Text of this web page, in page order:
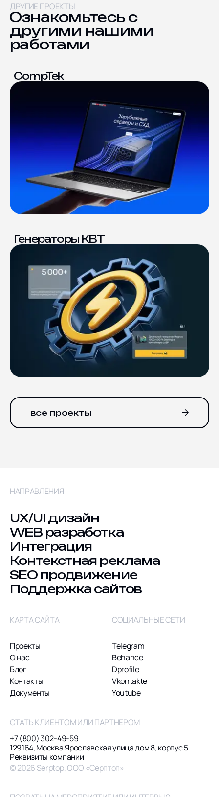
ДРУГИЕ ПРОЕКТЫ
Ознакомьтесь с
другими нашими
работами
CompTek
Генераторы КВТ
все проекты
НАПРАВЛЕНИЯ
UX/UI дизайн
WEB разработка
Интеграция
Контекстная реклама
SEO продвижение
Поддержка сайтов
КАРТА САЙТА
Проекты
О нас
Блог
Контакты
Документы
СОЦИАЛЬНЫЕ СЕТИ
Telegram
Behance
Dprofile
Vkontakte
Youtube
СТАТЬ КЛИЕНТОМ ИЛИ ПАРТНЕРОМ
+7 (800) 302-49-59
129164, Москва Ярославская улица дом 8, корпус 5
Реквизиты компании
© 2026 Serptop, ООО «Серптоп»